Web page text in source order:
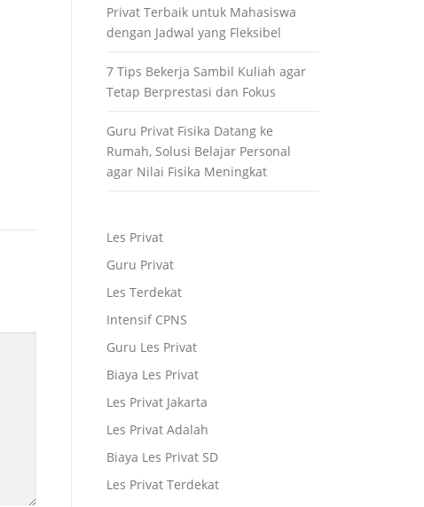
Privat Terbaik untuk Mahasiswa
dengan Jadwal yang Fleksibel
7 Tips Bekerja Sambil Kuliah agar
Tetap Berprestasi dan Fokus
Guru Privat Fisika Datang ke
Rumah, Solusi Belajar Personal
agar Nilai Fisika Meningkat
Les Privat
Guru Privat
Les Terdekat
Intensif CPNS
Guru Les Privat
Biaya Les Privat
Les Privat Jakarta
Les Privat Adalah
Biaya Les Privat SD
Les Privat Terdekat